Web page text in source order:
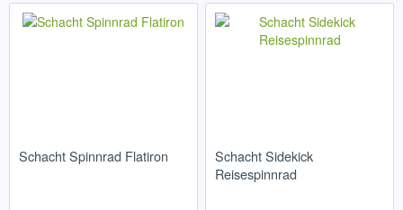
Schacht Spinnrad Flatiron
Schacht Sidekick
Reisespinnrad